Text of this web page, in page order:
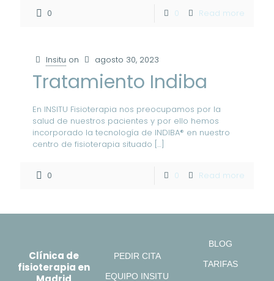
0 0 Read more
Insitu on agosto 30, 2023
Tratamiento Indiba
En INSITU Fisioterapia nos preocupamos por la
salud de nuestros pacientes y por ello hemos
incorporado la tecnología de INDIBA® en nuestro
centro de fisioterapia situado […]
0 0 Read more
Clínica de
fisioterapia en
PEDIR CITA
EQUIPO INSITU
BLOG
TARIFAS